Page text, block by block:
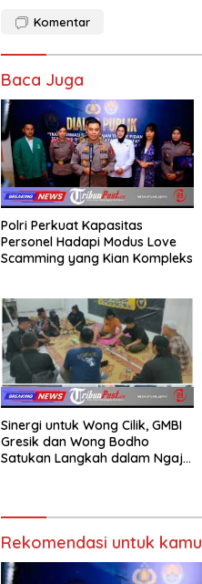
Komentar
Baca Juga
Polri Perkuat Kapasitas
Personel Hadapi Modus Love
Scamming yang Kian Kompleks
Sinergi untuk Wong Cilik, GMBI
Gresik dan Wong Bodho
Satukan Langkah dalam Ngaji
Rekomendasi untuk kamu